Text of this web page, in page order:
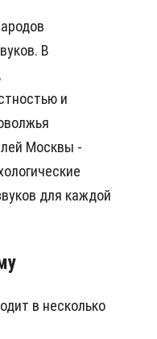
В
и
Москвы -
для каждой
в несколько